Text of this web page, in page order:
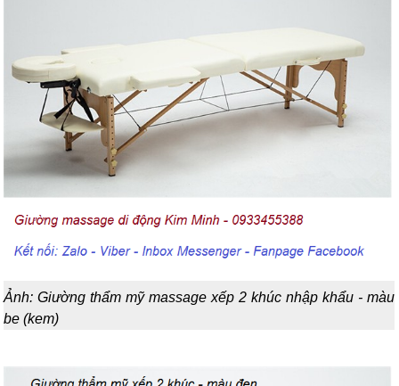
Ảnh: Giường thẩm mỹ massage xếp 2 khúc nhập khẩu - màu
be (kem)